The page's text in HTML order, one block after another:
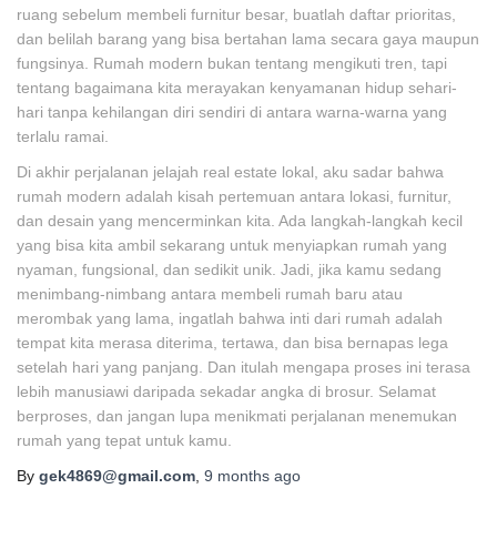
ruang sebelum membeli furnitur besar, buatlah daftar prioritas,
dan belilah barang yang bisa bertahan lama secara gaya maupun
fungsinya. Rumah modern bukan tentang mengikuti tren, tapi
tentang bagaimana kita merayakan kenyamanan hidup sehari-
hari tanpa kehilangan diri sendiri di antara warna-warna yang
terlalu ramai.
Di akhir perjalanan jelajah real estate lokal, aku sadar bahwa
rumah modern adalah kisah pertemuan antara lokasi, furnitur,
dan desain yang mencerminkan kita. Ada langkah-langkah kecil
yang bisa kita ambil sekarang untuk menyiapkan rumah yang
nyaman, fungsional, dan sedikit unik. Jadi, jika kamu sedang
menimbang-nimbang antara membeli rumah baru atau
merombak yang lama, ingatlah bahwa inti dari rumah adalah
tempat kita merasa diterima, tertawa, dan bisa bernapas lega
setelah hari yang panjang. Dan itulah mengapa proses ini terasa
lebih manusiawi daripada sekadar angka di brosur. Selamat
berproses, dan jangan lupa menikmati perjalanan menemukan
rumah yang tepat untuk kamu.
By gek4869@gmail.com 9 months ago